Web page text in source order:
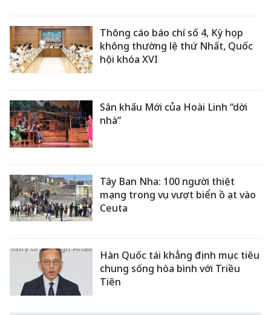
Thông cáo báo chí số 4, Kỳ họp
không thường lệ thứ Nhất, Quốc
hội khóa XVI
Sân khấu Mới của Hoài Linh “dời
nhà”
Tây Ban Nha: 100 người thiệt
mạng trong vụ vượt biển ồ ạt vào
Ceuta
Hàn Quốc tái khẳng định mục tiêu
chung sống hòa bình với Triều
Tiên